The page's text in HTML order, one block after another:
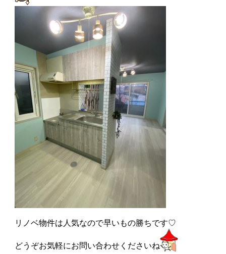
リノベ物件は人気なので早いもの勝ちです♡
どうぞお気軽にお問い合わせくださいね